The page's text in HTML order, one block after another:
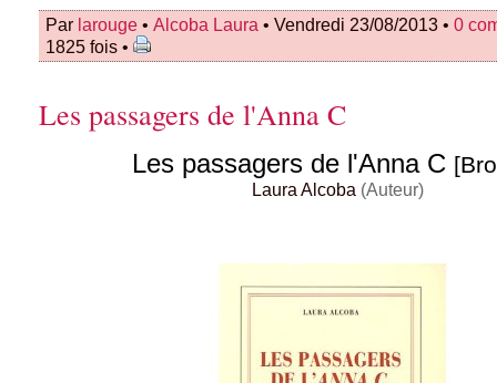
Par larouge • Alcoba Laura • Vendredi 23/08/2013 • 0
1825 fois •
Les passagers de l'Anna C
Les passagers de l'Anna C
Laura Alcoba (Auteur)